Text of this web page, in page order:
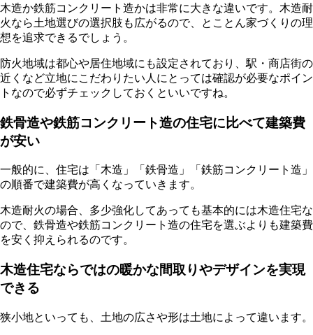
木造か鉄筋コンクリート造かは非常に大きな違いです。木造耐
火なら土地選びの選択肢も広がるので、とことん家づくりの理
想を追求できるでしょう。
防火地域は都心や居住地域にも設定されており、駅・商店街の
近くなど立地にこだわりたい人にとっては確認が必要なポイン
トなので必ずチェックしておくといいですね。
鉄骨造や鉄筋コンクリート造の住宅に比べて建築費
が安い
一般的に、住宅は「木造」「鉄骨造」「鉄筋コンクリート造」
の順番で建築費が高くなっていきます。
木造耐火の場合、多少強化してあっても基本的には木造住宅な
ので、鉄骨造や鉄筋コンクリート造の住宅を選ぶよりも建築費
を安く抑えられるのです。
木造住宅ならではの暖かな間取りやデザインを実現
できる
狭小地といっても、土地の広さや形は土地によって違います。